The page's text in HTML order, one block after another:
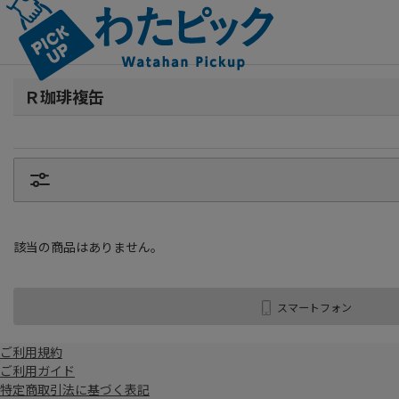
Ｒ珈琲複缶
該当の商品はありません。
スマートフォン
ご利用規約
ご利用ガイド
特定商取引法に基づく表記